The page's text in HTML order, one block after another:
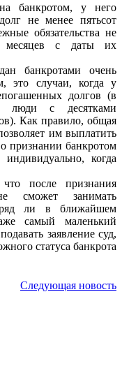
банкротом, у него
не менее пятьсот
обязательства не
месяцев с даты их
банкротами очень
это случаи, когда у
долгов (в
люди с десятками
Как правило, общая
им выплатить
признании банкротом
когда
после признания
сможет занимать
ли в ближайшем
самый маленький
заявление суд,
статуса банкрота
Следующая новость